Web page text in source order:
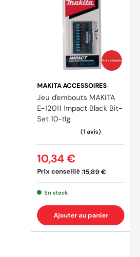
Prix coûtants
MAKITA ACCESSOIRES
Jeu d'embouts MAKITA
E-12011 Impact Black Bit-
Set 10-tlg
Prix conseillé :15,89 €
10,34 €
En stock
Ajouter au panier